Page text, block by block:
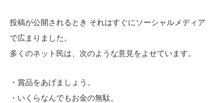
投稿が公開されるとき それはすぐにソーシャルメディア
で広まりました。
多くのネット民は、次のような意見をよせています。
・賞品をあげましょう。
・いくらなんでもお金の無駄。